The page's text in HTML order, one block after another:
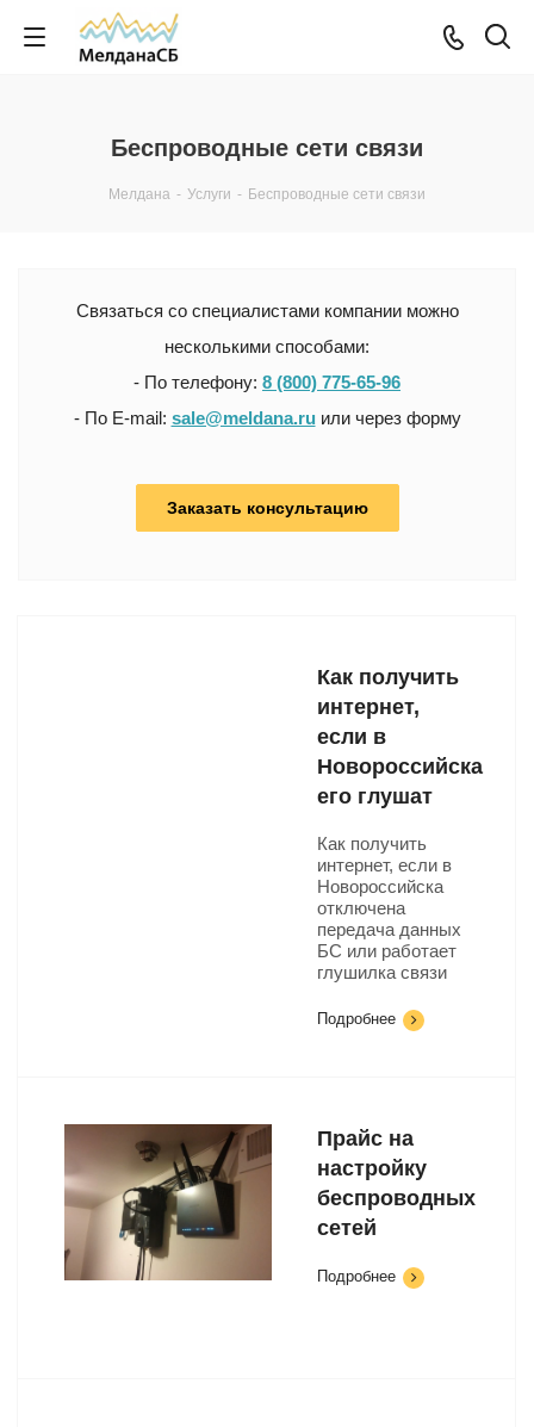
Беспроводные сети связи
Мелдана - Услуги - Беспроводные сети связи
Связаться со специалистами компании можно
несколькими способами:
- По телефону: 8 (800) 775-65-96
- По E-mail: sale@meldana.ruили через форму
Заказать консультацию
Как получить
интернет,
если в
Новороссийска
его глушат
Как получить
интернет, если в
Новороссийска
отключена
передача данных
БС или работает
глушилка связи
Подробнее
Прайс на
настройку
беспроводных
сетей
Подробнее